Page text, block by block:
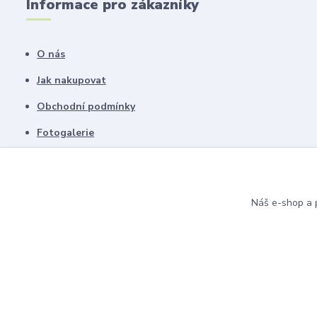
Informace pro zákazníky
O nás
Jak nakupovat
Obchodní podmínky
Fotogalerie
Náš e-shop a